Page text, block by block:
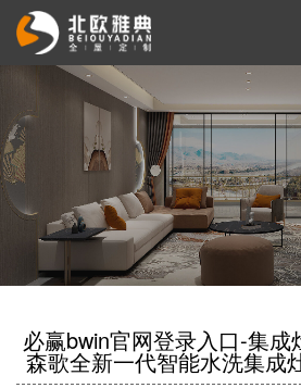
必赢bwin官网登录入口-集成
森歌全新一代智能水洗集成